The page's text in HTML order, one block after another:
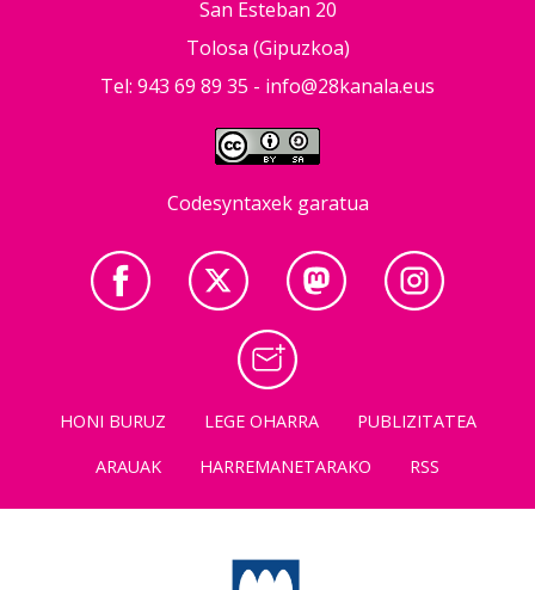
San Esteban 20
Tolosa (Gipuzkoa)
Tel: 943 69 89 35 - info@28kanala.eus
Codesyntaxek garatua
HONI BURUZ LEGE OHARRA
PUBLIZITATEA
ARAUAK
HARREMANETARAKO RSS